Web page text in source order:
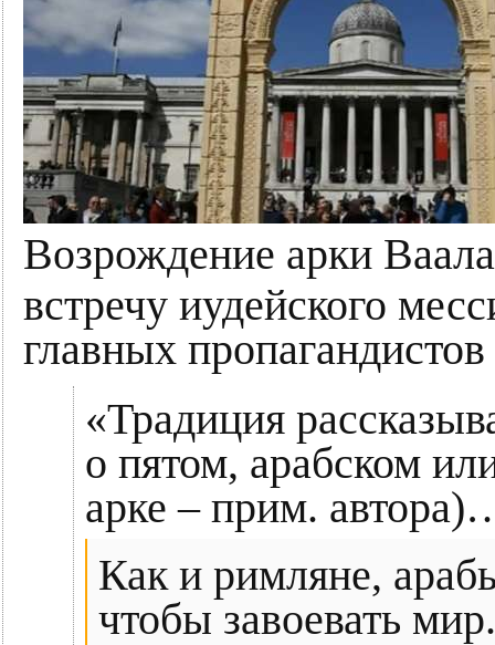
Возрождение арки
встречу иудейского
главных
«Традиция
о пятом, арабском
арке – прим.
Как и римляне,
чтобы завоевать